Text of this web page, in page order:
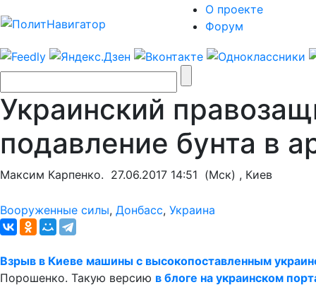
О проекте
Форум
Украинский
подавление бунта в
Максим Карпенко. 27.06.2017 14:51 (Мск) , Киев
Вооруженные силы, Донбасс, Украина
Взрыв в Киеве машины с высокопоставленным
Порошенко. Такую версию в блоге на украинском